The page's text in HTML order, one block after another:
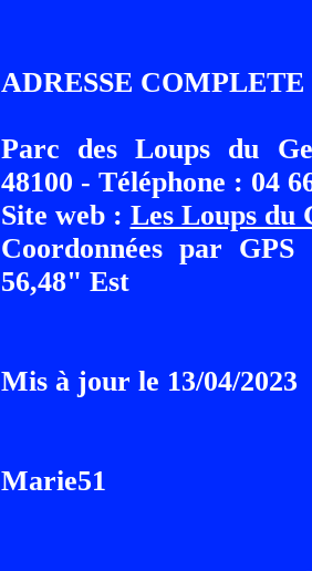
ADRESSE COMPLETE
Parc des Loups du
48100 - Téléphone : 04
Site web : Les Loups du
Coordonnées par
56,48" Est
Mis à jour le 13/04/2023
Marie51